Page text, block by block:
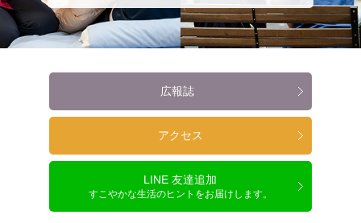
広報誌
アクセス
LINE 友達追加
すこやかな生活のヒントをお届けします。